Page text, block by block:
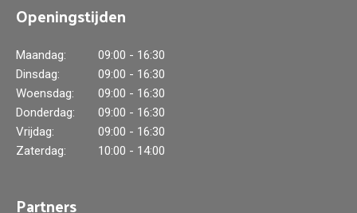
Openingstijden
Maandag:
09:00 - 16:30
Dinsdag:
09:00 - 16:30
Woensdag:
09:00 - 16:30
Donderdag:
09:00 - 16:30
Vrijdag:
09:00 - 16:30
Zaterdag:
10:00 - 14:00
Partners